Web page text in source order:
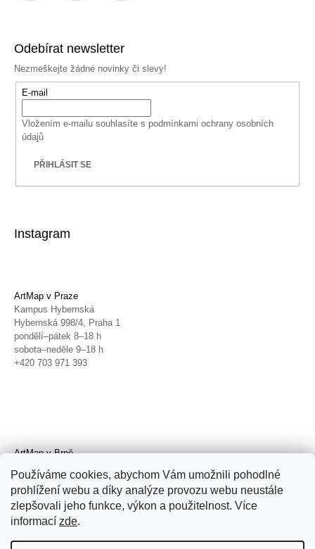
Používáme cookies, abychom Vám umožnili pohodlné
prohlížení webu a díky analýze provozu webu neustále
zlepšovali jeho funkce, výkon a použitelnost. Více
informací zde.
Odebírat newsletter
Nezmeškejte žádné novinky či slevy!
E-mail
Vložením e-mailu souhlasíte s podmínkami ochrany osobních
údajů
PŘIHLÁSIT SE
Instagram
ArtMap v Praze
Kampus Hybernská
Hybernská 998/4, Praha 1
pondělí–pátek 8–18 h
sobota–neděle 9–18 h
+420 703 971 393
ArtMap v Brně
Radnická 4, Brno
úterý–pátek 11–19 h
sobota 14–19 h
+420 702 152 298